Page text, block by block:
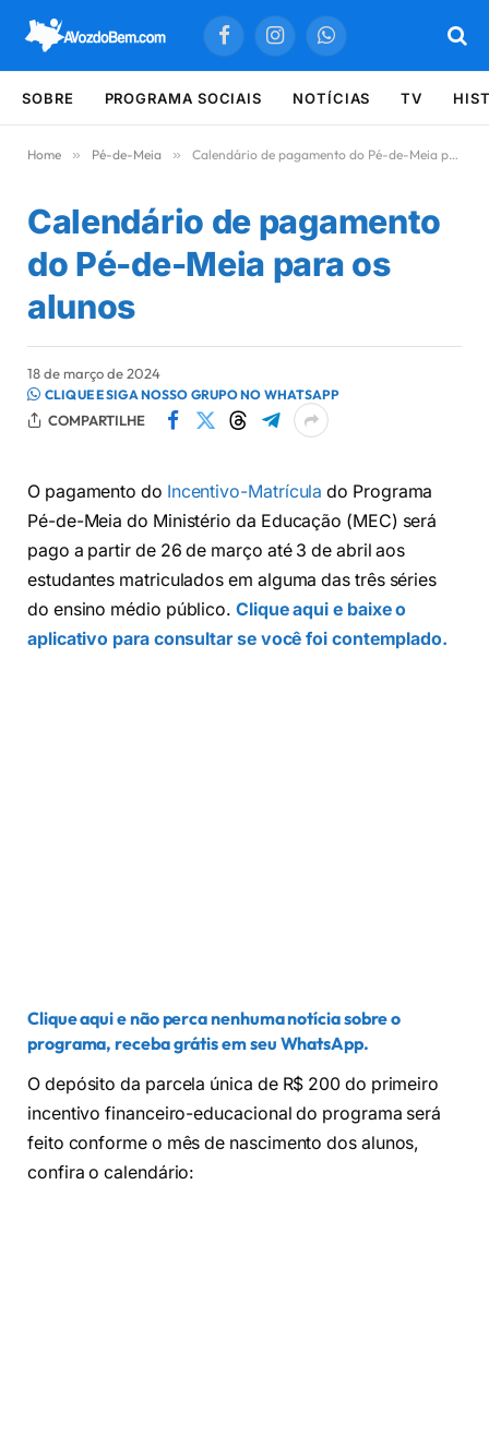
FacebookInstagramWhatsApp
SOBRE PROGRAMA SOCIAIS NOTÍCIAS TV
Home » Pé-de-Meia » Calendário de pagamento do Pé-de-Meia para os alunos
Calendário de pagamento
do Pé-de-Meia para os
alunos
18 de março de 2024
CLIQUE E SIGA NOSSO GRUPO NO WHATSAPP
COMPARTILHE
O pagamento do Incentivo-Matrículado Programa
Pé-de-Meia do Ministério da Educação (MEC) será
pago a partir de 26 de março até 3 de abril aos
estudantes matriculados em alguma das três séries
do ensino médio público. Clique aqui e baixe o
aplicativo para consultar se você foi contemplado.
Clique aqui e não perca nenhuma notícia sobre o
programa, receba grátis em seu WhatsApp.
O depósito da parcela única de R$ 200 do primeiro
incentivo financeiro-educacional do programa será
feito conforme o mês de nascimento dos alunos,
confira o calendário: